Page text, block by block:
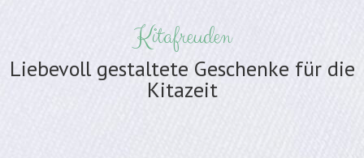
Kitafreuden
Liebevoll gestaltete Geschenke für die
Kitazeit